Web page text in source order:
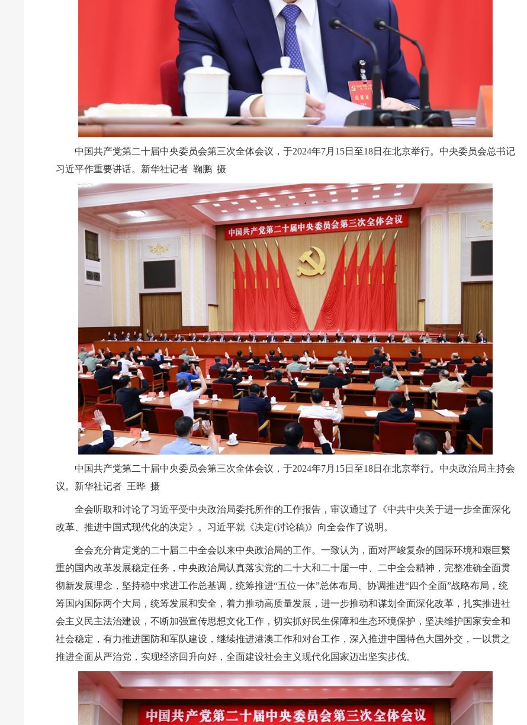
中国共产党第二十届中央委员会第三次全体会议，于2024年7月15日至18日在北京举行。中央委员会总书记
习近平作重要讲话。新华社记者 鞠鹏 摄
中国共产党第二十届中央委员会第三次全体会议，于2024年7月15日至18日在北京举行。中央政治局主持会
议。新华社记者 王晔 摄
全会听取和讨论了习近平受中央政治局委托所作的工作报告，审议通过了《中共中央关于进一步全面深化
改革、推进中国式现代化的决定》。习近平就《决定(讨论稿)》向全会作了说明。
全会充分肯定党的二十届二中全会以来中央政治局的工作。一致认为，面对严峻复杂的国际环境和艰巨繁
重的国内改革发展稳定任务，中央政治局认真落实党的二十大和二十届一中、二中全会精神，完整准确全面贯
彻新发展理念，坚持稳中求进工作总基调，统筹推进“五位一体”总体布局、协调推进“四个全面”战略布局，统
筹国内国际两个大局，统筹发展和安全，着力推动高质量发展，进一步推动和谋划全面深化改革，扎实推进社
会主义民主法治建设，不断加强宣传思想文化工作，切实抓好民生保障和生态环境保护，坚决维护国家安全和
社会稳定，有力推进国防和军队建设，继续推进港澳工作和对台工作，深入推进中国特色大国外交，一以贯之
推进全面从严治党，实现经济回升向好，全面建设社会主义现代化国家迈出坚实步伐。